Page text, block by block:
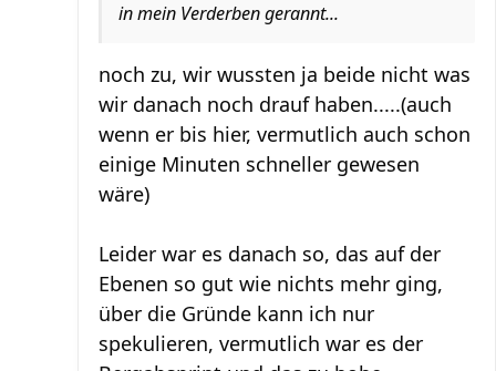
in mein Verderben gerannt...
noch zu, wir wussten ja beide nicht was
wir danach noch drauf haben.....(auch
wenn er bis hier, vermutlich auch schon
einige Minuten schneller gewesen
wäre)
Leider war es danach so, das auf der
Ebenen so gut wie nichts mehr ging,
über die Gründe kann ich nur
spekulieren, vermutlich war es der